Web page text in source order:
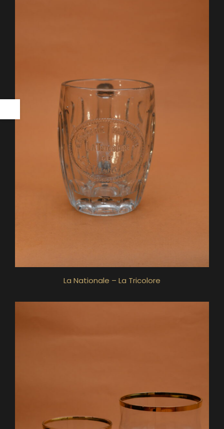
La Nationale – La Tricolore